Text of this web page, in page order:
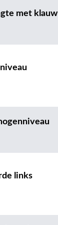
met klauw
links